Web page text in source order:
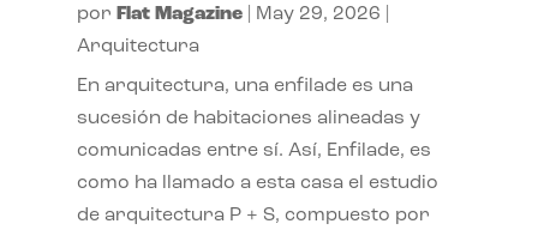
por Flat Magazine| May 29, 2026
Arquitectura
En arquitectura, una enfilade es una
sucesión de habitaciones alineadas y
comunicadas entre sí. Así, Enfilade, es
como ha llamado a esta casa el estudio
de arquitectura P + S, compuesto por